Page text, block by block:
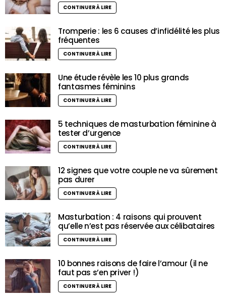
CONTINUER À LIRE
Tromperie : les 6 causes d’infidélité les plus
fréquentes
CONTINUER À LIRE
Une étude révèle les 10 plus grands
fantasmes féminins
CONTINUER À LIRE
5 techniques de masturbation féminine à
tester d’urgence
CONTINUER À LIRE
12 signes que votre couple ne va sûrement
pas durer
CONTINUER À LIRE
Masturbation : 4 raisons qui prouvent
qu’elle n’est pas réservée aux célibataires
CONTINUER À LIRE
10 bonnes raisons de faire l’amour (il ne
faut pas s’en priver !)
CONTINUER À LIRE